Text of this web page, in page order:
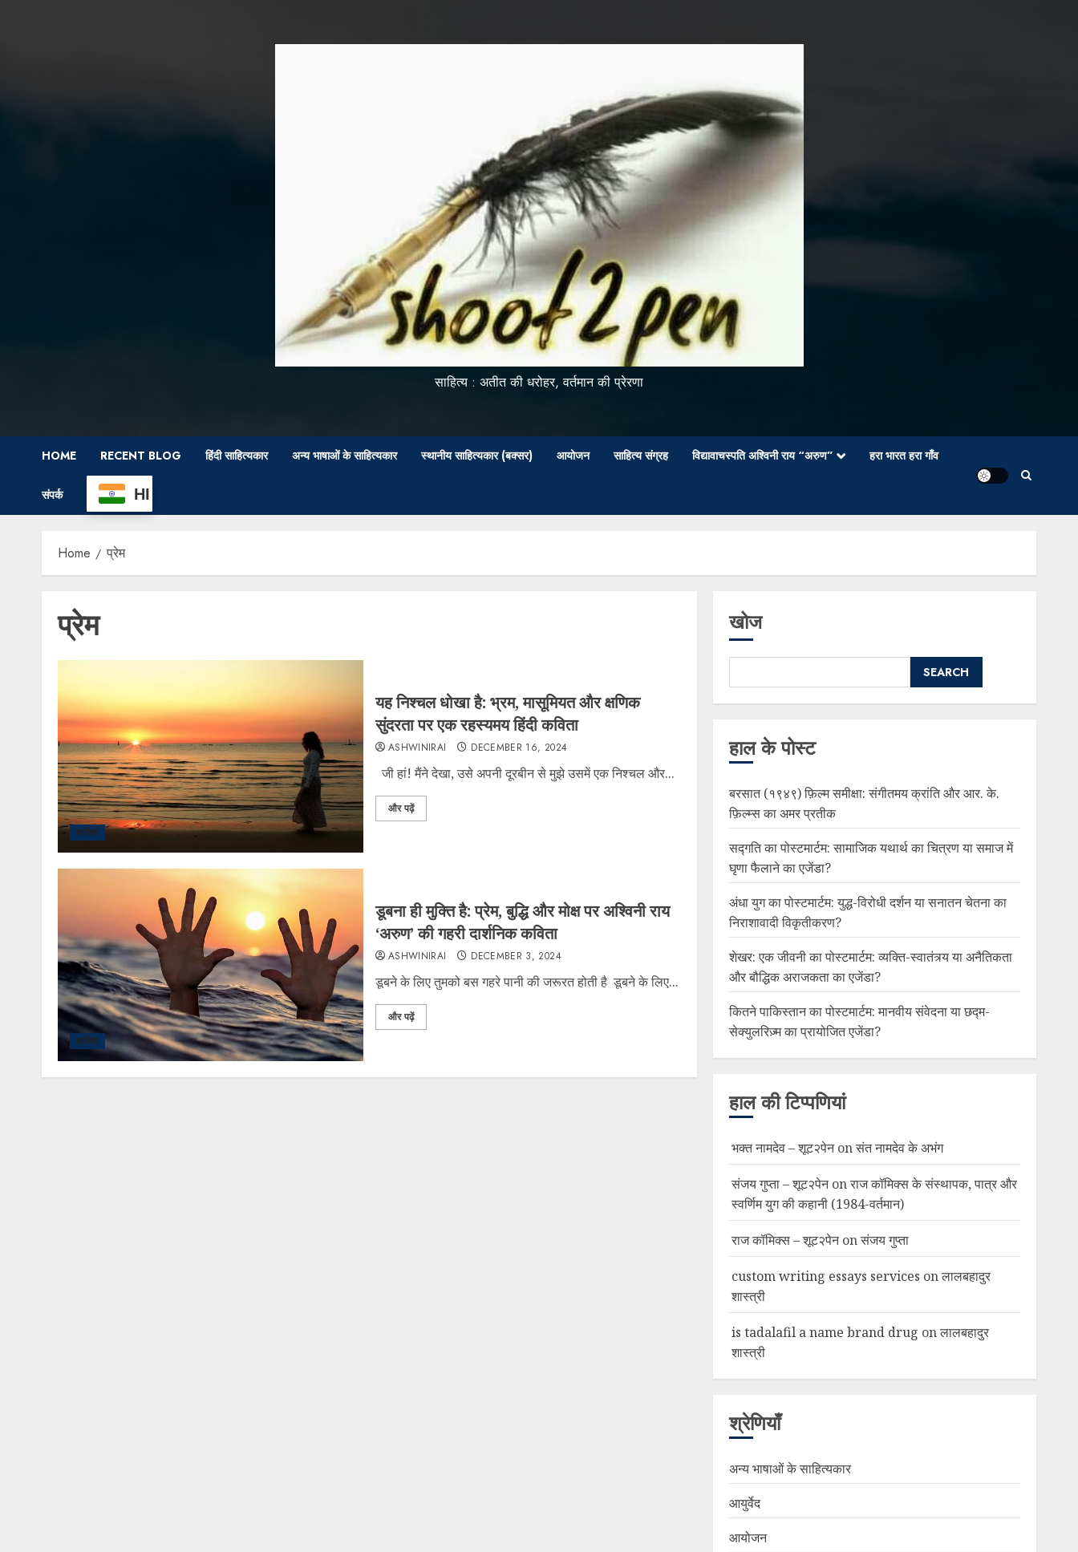
साहित्य : अतीत की धरोहर, वर्तमान की प्रेरणा
HOME RECENT BLOG हिंदी साहित्यकार अन्य भाषाओं के साहित्यकार स्थानीय साहित्यकार (बक्सर) आयोजन साहित्य संग्रह विद्यावाचस्पति अश्विनी राय “अरुण” हरा भारत हरा गाँव
संपर्क HI
Home प्रेम
प्रेम
कविता
यह निश्चल धोखा है: भ्रम, मासूमियत और क्षणिक
सुंदरता पर एक रहस्यमय हिंदी कविता
ASHWINIRAI DECEMBER 16, 2024
जी हां! मैंने देखा, उसे अपनी दूरबीन से मुझे उसमें एक निश्चल और...
और पढ़ें
कविता
डूबना ही मुक्ति है: प्रेम, बुद्धि और मोक्ष पर अश्विनी राय
‘अरुण’ की गहरी दार्शनिक कविता
ASHWINIRAI DECEMBER 3, 2024
डूबने के लिए तुमको बस गहरे पानी की जरूरत होती है डूबने के लिए...
और पढ़ें
खोज
SEARCH
हाल के पोस्ट
बरसात (१९४९) फ़िल्म समीक्षा: संगीतमय क्रांति और आर. के.
फ़िल्म्स का अमर प्रतीक
सद्गति का पोस्टमार्टम: सामाजिक यथार्थ का चित्रण या समाज में
घृणा फैलाने का एजेंडा?
अंधा युग का पोस्टमार्टम: युद्ध-विरोधी दर्शन या सनातन चेतना का
निराशावादी विकृतीकरण?
शेखर: एक जीवनी का पोस्टमार्टम: व्यक्ति-स्वातंत्र्य या अनैतिकता
और बौद्धिक अराजकता का एजेंडा?
कितने पाकिस्तान का पोस्टमार्टम: मानवीय संवेदना या छद्म-
सेक्युलरिज़्म का प्रायोजित एजेंडा?
हाल की टिप्पणियां
भक्त नामदेव – शूट२पेनonसंत नामदेव के अभंग
संजय गुप्ता – शूट२पेनonराज कॉमिक्स के संस्थापक, पात्र और
स्वर्णिम युग की कहानी (1984-वर्तमान)
राज कॉमिक्स – शूट२पेनonसंजय गुप्ता
custom writing essays services onलालबहादुर
शास्त्री
is tadalafil a name brand drug onलालबहादुर
शास्त्री
श्रेणियाँ
अन्य भाषाओं के साहित्यकार
आयुर्वेद
आयोजन